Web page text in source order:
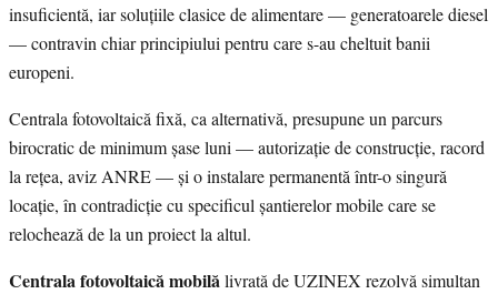
insuficientă, iar soluțiile clasice de alimentare — generatoarele diesel
— contravin chiar principiului pentru care s-au cheltuit banii
europeni.
Centrala fotovoltaică fixă, ca alternativă, presupune un parcurs
birocratic de minimum șase luni — autorizație de construcție, racord
la rețea, aviz ANRE — și o instalare permanentă într-o singură
locație, în contradicție cu specificul șantierelor mobile care se
relochează de la un proiect la altul.
Centrala fotovoltaică mobilă livrată de UZINEX rezolvă simultan